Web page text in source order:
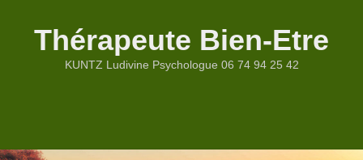
Thérapeute Bien-Etre
KUNTZ Ludivine Psychologue 06 74 94 25 42